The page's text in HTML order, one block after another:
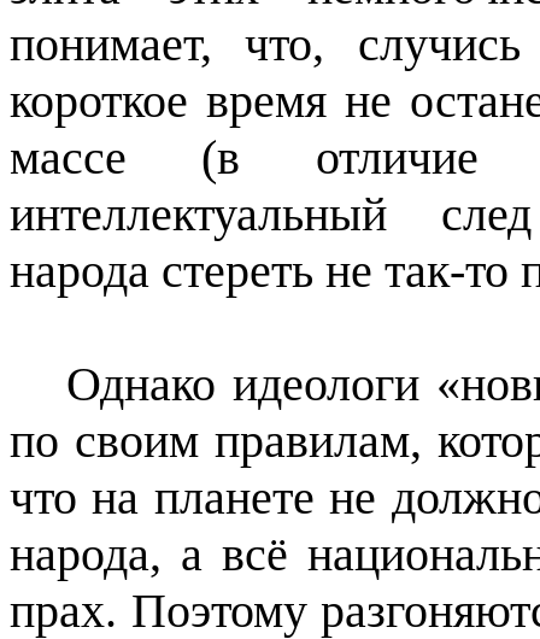
понимает, что,
короткое время не
массе (в
интеллектуальный
народа стереть не так-то
Однако идеологи
по своим правилам,
что на планете не
народа, а всё
прах. Поэтому